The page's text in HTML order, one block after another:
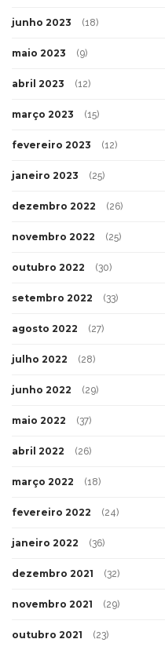
junho 2023 (18)
maio 2023 (9)
abril 2023 (12)
março 2023 (15)
fevereiro 2023 (12)
janeiro 2023 (25)
dezembro 2022 (26)
novembro 2022 (25)
outubro 2022 (30)
setembro 2022 (33)
agosto 2022 (27)
julho 2022 (28)
junho 2022 (29)
maio 2022 (37)
abril 2022 (26)
março 2022 (18)
fevereiro 2022 (24)
janeiro 2022 (36)
dezembro 2021 (32)
novembro 2021 (29)
outubro 2021 (23)